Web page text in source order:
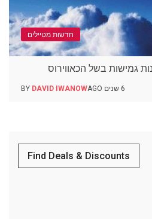
חדשות מטיילים
גמישות בשל הכאווירוס
BY DAVID IWANOW 6 שנים AGO
Find Deals & Discounts